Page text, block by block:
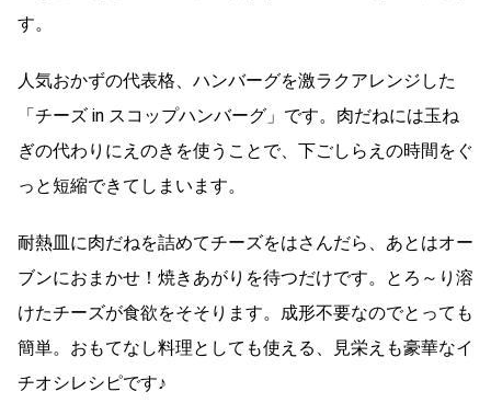
す。
人気おかずの代表格、ハンバーグを激ラクアレンジした
「チーズ in スコップハンバーグ」です。肉だねには玉ね
ぎの代わりにえのきを使うことで、下ごしらえの時間をぐ
っと短縮できてしまいます。
耐熱皿に肉だねを詰めてチーズをはさんだら、あとはオー
ブンにおまかせ！焼きあがりを待つだけです。とろ～り溶
けたチーズが食欲をそそります。成形不要なのでとっても
簡単。おもてなし料理としても使える、見栄えも豪華なイ
チオシレシピです♪